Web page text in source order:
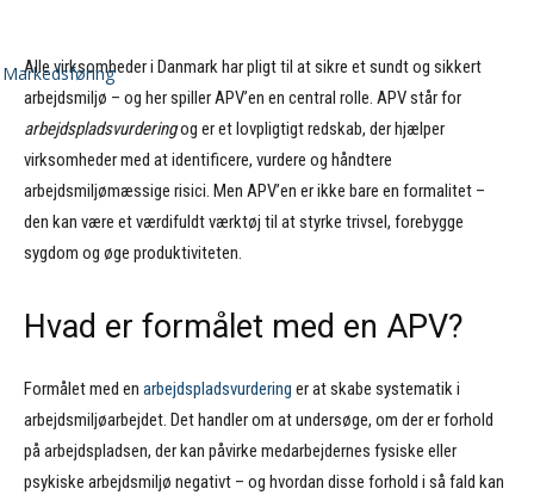
Markedsføring
Alle virksomheder i Danmark har pligt til at sikre et sundt og sikkert
arbejdsmiljø – og her spiller APV’en en central rolle. APV står for
arbejdspladsvurderingog er et lovpligtigt redskab, der hjælper
virksomheder med at identificere, vurdere og håndtere
arbejdsmiljømæssige risici. Men APV’en er ikke bare en formalitet –
den kan være et værdifuldt værktøj til at styrke trivsel, forebygge
sygdom og øge produktiviteten.
Hvad er formålet med en APV?
Formålet med en arbejdspladsvurdering er at skabe systematik i
arbejdsmiljøarbejdet. Det handler om at undersøge, om der er forhold
på arbejdspladsen, der kan påvirke medarbejdernes fysiske eller
psykiske arbejdsmiljø negativt – og hvordan disse forhold i så fald kan